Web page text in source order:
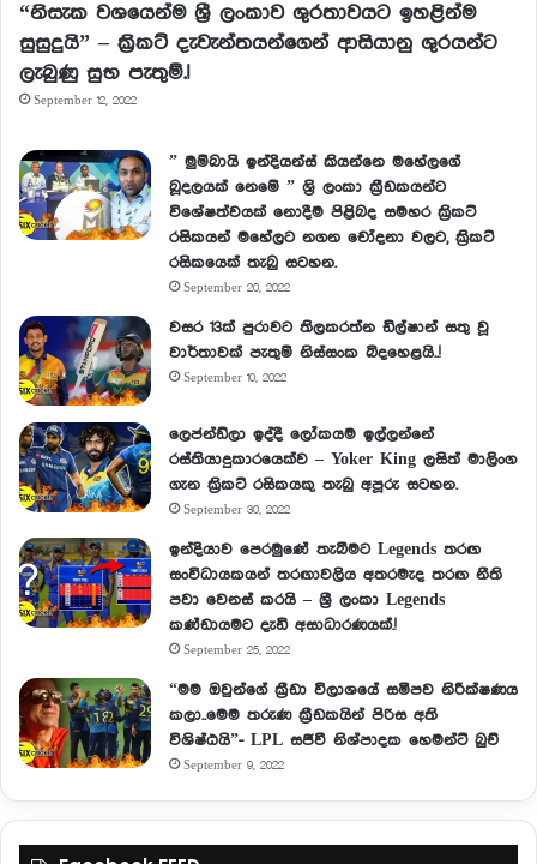
“නිසැක වශයෙන්ම ශ්‍රී ලංකාව ශුරතාවයට ඉහළින්ම
සුසුදුයි” – ක්‍රිකට් දැවැන්තයන්ගෙන් ආසියානු ශුරයන්ට
ලැබුණු සුභ පැතුම්.!
September 12, 2022
” මුම්බායි ඉන්දියන්ස් කියන්නෙ මහේලගේ
බූදලයක් නෙමේ ” ශ්‍රි ලංකා ක්‍රීඩකයන්ට
විශේෂත්වයක් නොදීම පිළිබද සමහර ක්‍රිකට්
රසිකයන් මහේලට නගන චෝදනා වලට, ක්‍රිකට්
රසිකයෙක් තැබු සටහන.
September 20, 2022
වසර 13ක් පුරාවට තිලකරත්න ඩිල්ෂාන් සතු වූ
වාර්තාවක් පැතුම් නිස්සංක බිදහෙළයි..!
September 10, 2022
ලෙජන්ඩ්ලා ඉද්දී ලෝකයම ඉල්ලන්නේ
රස්තියාදුකාරයෙක්ව – Yoker King ලසිත් මාලිංග
ගැන ක්‍රිකට් රසිකයකු තැබු අපූරු සටහන.
September 30, 2022
ඉන්දියාව පෙරමුණේ තැබීමට Legends තරඟ
සංවිධායකයන් තරඟාවලිය අතරමැද තරඟ නීති
පවා වෙනස් කරයි – ශ්‍රී ලංකා Legends
කණ්ඩායමට දැඩි අසාධාරණයක්.!
September 25, 2022
“මම ඔවුන්ගේ ක්‍රීඩා විලාශයේ සමීපව නිරීක්ෂණය
කලා..මෙම තරුණ ක්‍රීඩකයින් පිරිස අති
විශිෂ්ඨයි”- LPL සජීවී නිශ්පාදක හෙමන්ට් බුච්
September 9, 2022